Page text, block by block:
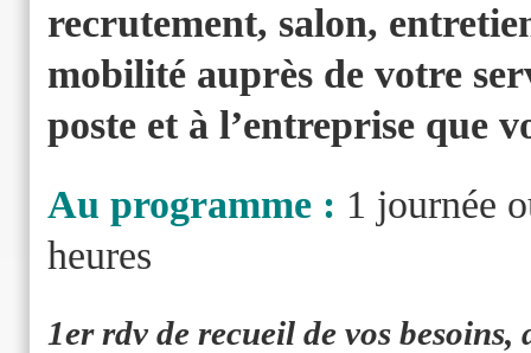
recrutement, salon,
mobilité auprès de votre
poste et à l’entreprise que
Au programme : 1 journée
heures
1er rdv de recueil de vos besoins,